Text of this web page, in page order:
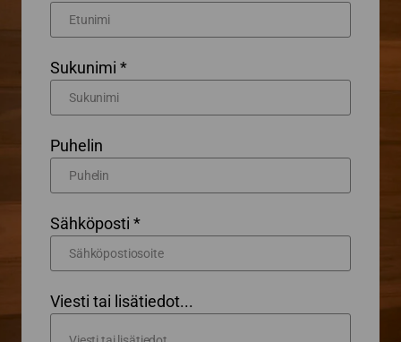
Sukunimi *
Puhelin
Sähköposti *
Viesti tai lisätiedot...